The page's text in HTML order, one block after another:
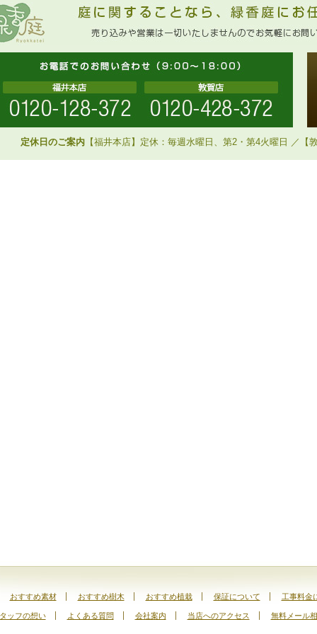
定休日のご案内【福井本店】定休：毎週水曜日、第2・第4火曜日 ／【
おすすめ素材 おすすめ樹木 おすすめ植栽 保証について 工事料金
ッフの想い よくある質問 会社案内 当店へのアクセス 無料メール